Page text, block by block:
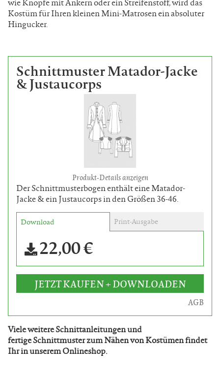
Kostüm für Ihren kleinen Mini-Matrosen ein absoluter
Hingucker.
Schnittmuster Matador-Jacke
& Justaucorps
Produkt-Details anzeigen
Der Schnittmusterbogen enthält eine Matador-
Jacke & ein Justaucorps in den Größen 36-46.
Download Print-Ausgabe
22,00 €
JETZT KAUFEN + DOWNLOADEN
AGB
Viele weitere Schnittanleitungen und
fertige Schnittmuster zum Nähen von Kostümen findet
Ihr in unserem Onlineshop.